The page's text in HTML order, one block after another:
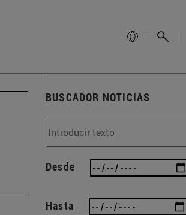
BUSCADOR NOTICIAS
Desde
Hasta